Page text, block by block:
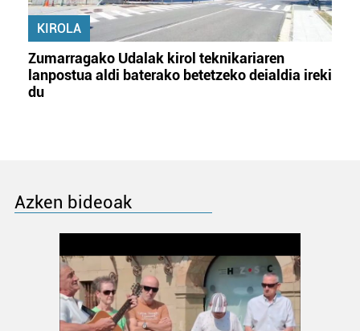
KIROLA
Zumarragako Udalak kirol teknikariaren
lanpostua aldi baterako betetzeko deialdia ireki
du
Azken bideoak